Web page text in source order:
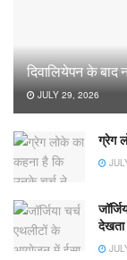
दिवालियेपन के
JULY 29, 2026
ग्रेग